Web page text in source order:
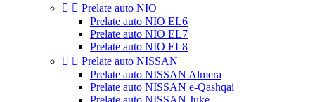
  Prelate auto NIO
Prelate auto NIO EL6
Prelate auto NIO EL7
Prelate auto NIO EL8
  Prelate auto NISSAN
Prelate auto NISSAN Almera
Prelate auto NISSAN e-Qashqai
Prelate auto NISSAN Juke